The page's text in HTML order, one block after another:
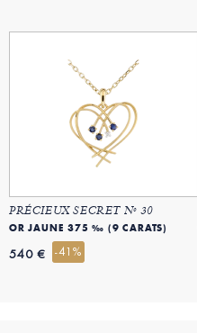
PRÉCIEUX SECRET Nº 30
OR JAUNE 375 ‰ (9 CARATS)
540 € -41%